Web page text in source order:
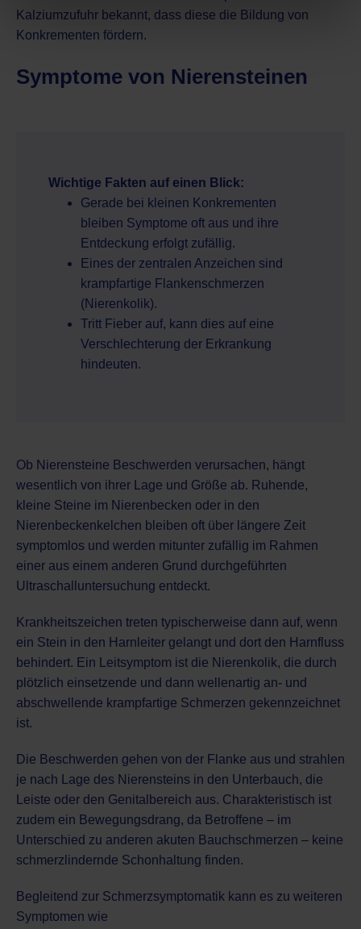
Kalziumzufuhr bekannt, dass diese die Bildung von
Konkrementen fördern.
Symptome von Nierensteinen
Wichtige Fakten auf einen Blick:
Gerade bei kleinen Konkrementen
bleiben Symptome oft aus und ihre
Entdeckung erfolgt zufällig.
Eines der zentralen Anzeichen sind
krampfartige Flankenschmerzen
(Nierenkolik).
Tritt Fieber auf, kann dies auf eine
Verschlechterung der Erkrankung
hindeuten.
Ob Nierensteine Beschwerden verursachen, hängt
wesentlich von ihrer Lage und Größe ab. Ruhende,
kleine Steine im Nierenbecken oder in den
Nierenbeckenkelchen bleiben oft über längere Zeit
symptomlos und werden mitunter zufällig im Rahmen
einer aus einem anderen Grund durchgeführten
Ultraschalluntersuchung entdeckt.
Krankheitszeichen treten typischerweise dann auf, wenn
ein Stein in den Harnleiter gelangt und dort den Harnfluss
behindert. Ein Leitsymptom ist die Nierenkolik, die durch
plötzlich einsetzende und dann wellenartig an- und
abschwellende krampfartige Schmerzen gekennzeichnet
ist.
Die Beschwerden gehen von der Flanke aus und strahlen
je nach Lage des Nierensteins in den Unterbauch, die
Leiste oder den Genitalbereich aus. Charakteristisch ist
zudem ein Bewegungsdrang, da Betroffene – im
Unterschied zu anderen akuten Bauchschmerzen – keine
schmerzlindernde Schonhaltung finden.
Begleitend zur Schmerzsymptomatik kann es zu weiteren
Symptomen wie